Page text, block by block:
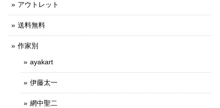
アウトレット
送料無料
作家別
ayakart
伊藤太一
網中聖二